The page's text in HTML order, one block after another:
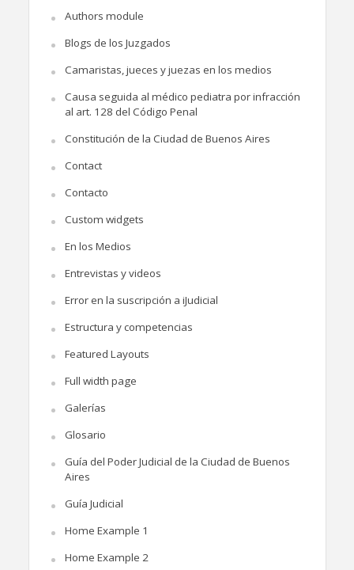
Authors module
Blogs de los Juzgados
Camaristas, jueces y juezas en los medios
Causa seguida al médico pediatra por infracción
al art. 128 del Código Penal
Constitución de la Ciudad de Buenos Aires
Contact
Contacto
Custom widgets
En los Medios
Entrevistas y videos
Error en la suscripción a iJudicial
Estructura y competencias
Featured Layouts
Full width page
Galerías
Glosario
Guía del Poder Judicial de la Ciudad de Buenos
Aires
Guía Judicial
Home Example 1
Home Example 2